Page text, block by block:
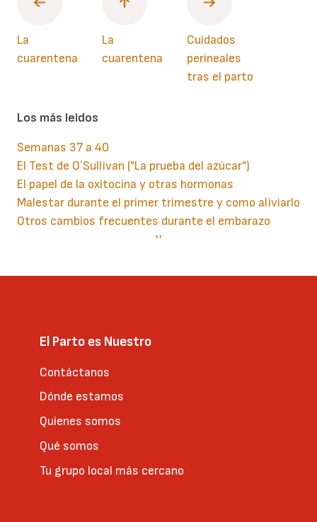
La
cuarentena
La
cuarentena
Cuidados
perineales
tras el parto
Los más leidos
Semanas 37 a 40
El Test de O´Sullivan ("La prueba del azúcar")
El papel de la oxitocina y otras hormonas
Malestar durante el primer trimestre y como aliviarlo
Otros cambios frecuentes durante el embarazo
Siguiente
››
El Parto es Nuestro
Contáctanos
Dónde estamos
Quienes somos
Qué somos
Tu grupo local más cercano